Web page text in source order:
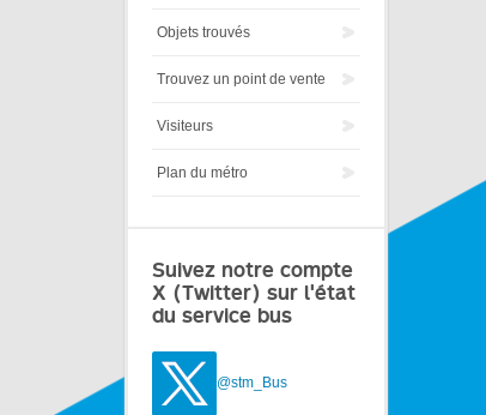
Objets trouvés
Trouvez un point de vente
Visiteurs
Plan du métro
Suivez notre compte
X (Twitter) sur l'état
du service bus
@stm_Bus